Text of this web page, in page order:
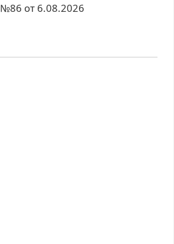
№86 от 6.08.2026